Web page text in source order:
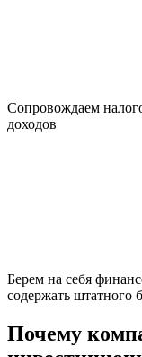
Сопровождаем
доходов
Берем на себя
содержать штатного
Почему